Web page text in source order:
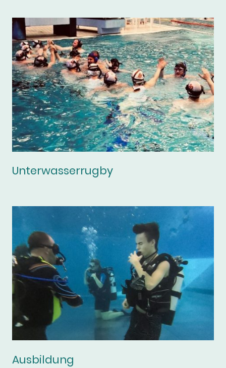
Unterwasserrugby
Ausbildung